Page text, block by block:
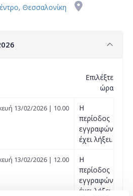
Θεσσαλονίκη
Επιλέξτε
ώρα
13/02/2026 | 10.00
Η
περίοδος
εγγραφών
έχει λήξει.
13/02/2026 | 12.00
Η
περίοδος
εγγραφών
έχει λήξει.